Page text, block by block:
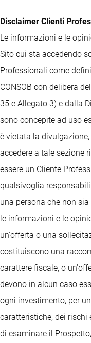
Disclaimer Clienti
Le informazioni e le
Sito cui sta accedendo
Professionali come
CONSOB con delibera
35 e Allegato 3) e dalla
sono concepite ad uso
è vietata la
accedere a tale sezione
essere un Cliente
qualsivoglia
una persona che non
le informazioni e le
un'offerta o una
costituiscono una
carattere fiscale, o
devono in alcun caso
ogni investimento, per
caratteristiche, dei rischi
di esaminare il